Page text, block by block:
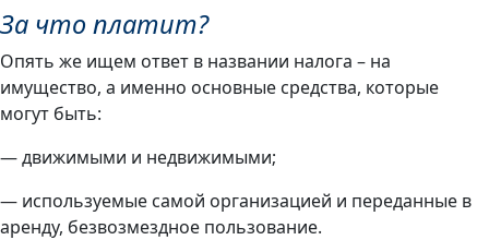
За что платит?
Опять же ищем ответ в названии налога – на
имущество, а именно основные средства, которые
могут быть:
— движимыми и недвижимыми;
— используемые самой организацией и переданные в
аренду, безвозмездное пользование.